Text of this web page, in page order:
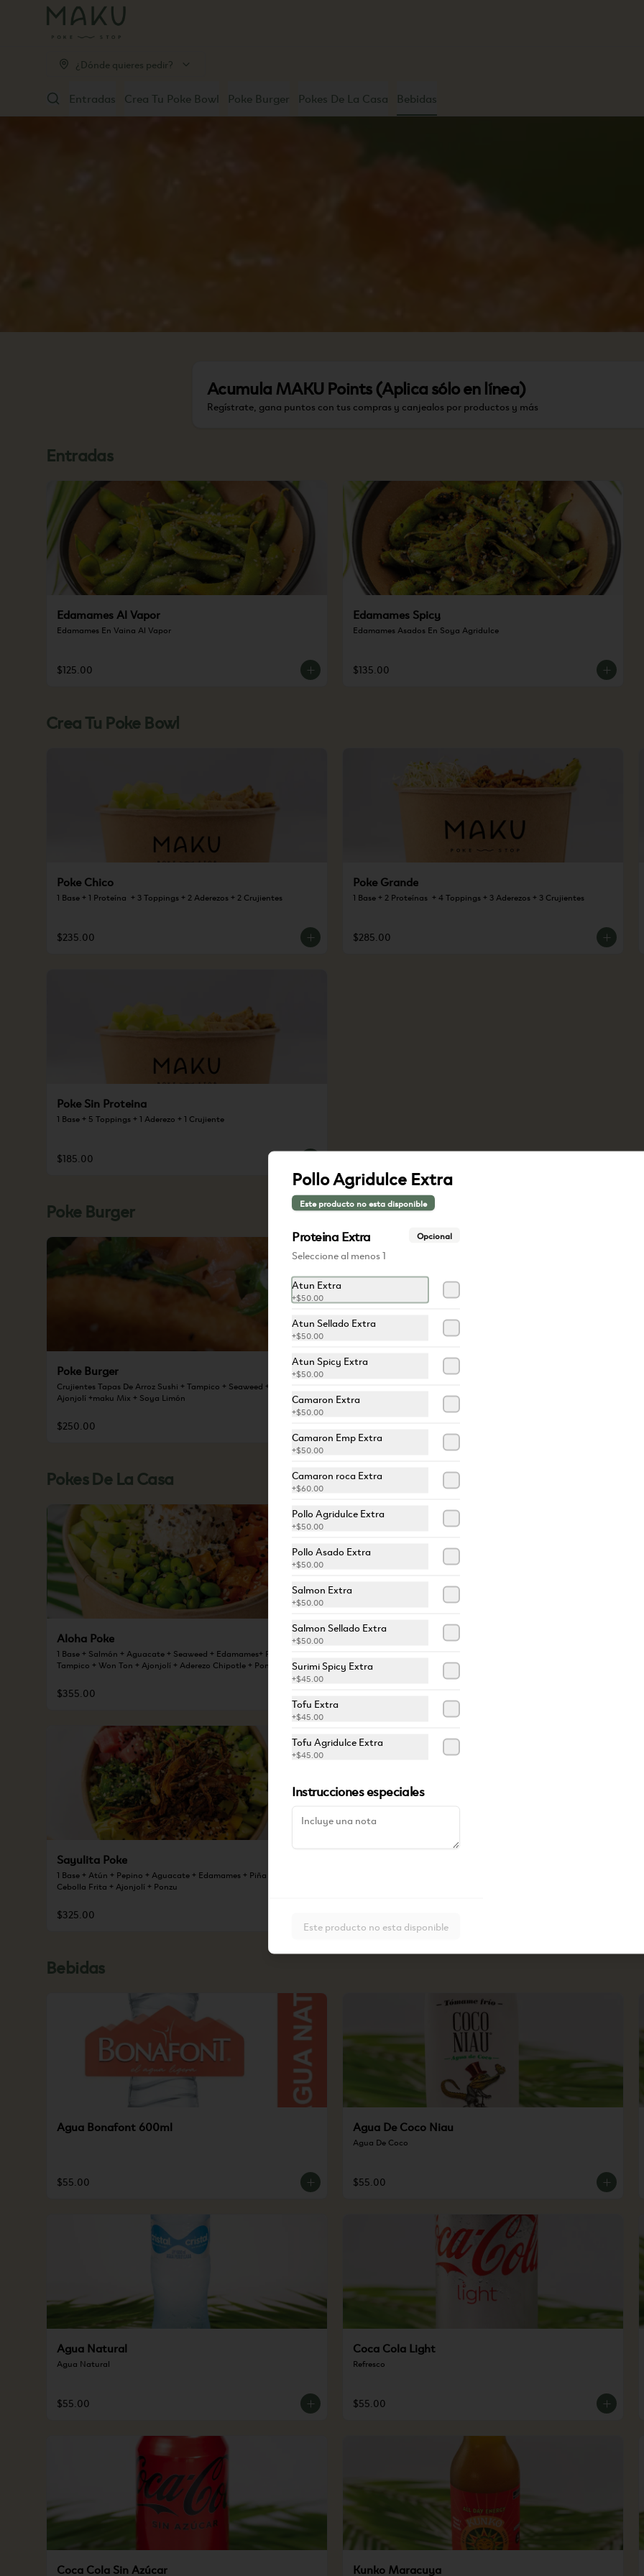
¿Dónde quieres pedir?
Entradas Crea Tu Poke Bowl Poke Burger Pokes De La Casa Bebidas
Acumula MAKU Points (Aplica sólo en línea)
Regístrate, gana puntos con tus compras y canjealos por productos y más
Entradas
Edamames Al Vapor
Edamames En Vaina Al Vapor
$125.00
Edamames Spicy
Edamames Asados En Soya Agridulce
$135.00
Crea Tu Poke Bowl
Poke Chico
1 Base + 1 Proteína  + 3 Toppings + 2 Aderezos + 2 Crujientes
$235.00
Poke Grande
1 Base + 2 Proteínas  + 4 Toppings + 3 Aderezos + 3 Crujientes
$285.00
Poke Sin Proteina
1 Base + 5 Toppings + 1 Aderezo + 1 Crujiente
$185.00
Poke Burger
Poke Burger
Crujientes Tapas De Arroz Sushi + Tampico + Seaweed + Aguacate +
Ajonjolí +maku Mix + Soya Limón
$250.00
Pokes De La Casa
Aloha Poke
1 Base + Salmón + Aguacate + Seaweed + Edamames+ Pepino +
Tampico + Won Ton + Ajonjolí + Aderezo Chipotle + Ponzu
$355.00
Soya Limon + Ajonjoli + Wonton
Sayulita Poke
1 Base + Atún + Pepino + Aguacate + Edamames + Piña + Seaweed +
Cebolla Frita + Ajonjolí + Ponzu
$325.00
Bebidas
Agua Bonafont 600ml
$55.00
Agua De Coco Niau
Agua De Coco
$55.00
Agua Natural
Agua Natural
$55.00
Coca Cola Light
Refresco
$55.00
Coca Cola Sin Azúcar Kunko Maracuya
Pollo Agridulce Extra
Este producto no esta disponible
Proteina Extra Opcional
Seleccione al menos 1
Atun Extra
+$50.00
Atun Sellado Extra
+$50.00
Atun Spicy Extra
+$50.00
Camaron Extra
+$50.00
Camaron Emp Extra
+$50.00
Camaron roca Extra
+$60.00
Pollo Agridulce Extra
+$50.00
Pollo Asado Extra
+$50.00
Salmon Extra
+$50.00
Salmon Sellado Extra
+$50.00
Surimi Spicy Extra
+$45.00
Tofu Extra
+$45.00
Tofu Agridulce Extra
+$45.00
Instrucciones especiales
Este producto no esta disponible